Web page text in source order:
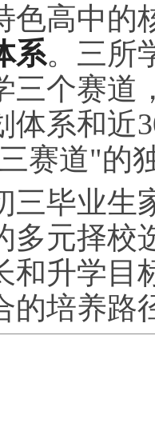
色高中的
系。三所
三个赛道
体系和近
赛道"的
三毕业生
多元择校
和升学目
的培养路